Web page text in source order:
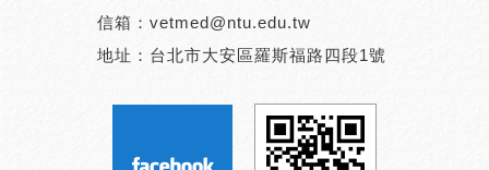
信箱： vetmed@ntu.edu.tw
地址：台北市大安區羅斯福路四段1號